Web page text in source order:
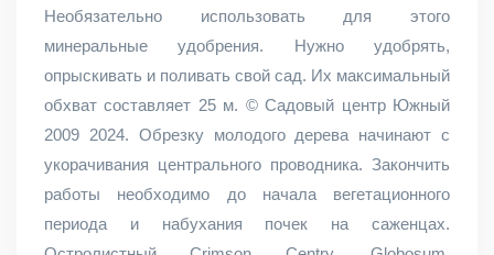
Необязательно использовать для этого
минеральные удобрения. Нужно удобрять,
опрыскивать и поливать свой сад. Их максимальный
обхват составляет 25 м. © Садовый центр Южный
2009 2024. Обрезку молодого дерева начинают с
укорачивания центрального проводника. Закончить
работы необходимо до начала вегетационного
периода и набухания почек на саженцах.